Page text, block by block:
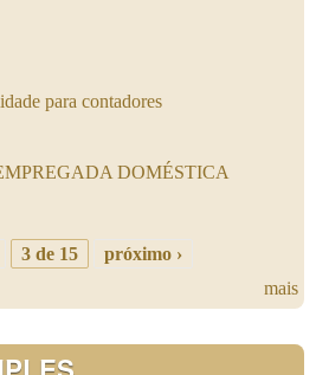
para contadores
DOMÉSTICA
3 de 15
próximo ›
mais